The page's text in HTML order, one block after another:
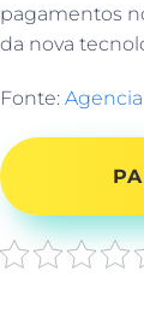
pagamentos
da nova
Fonte: